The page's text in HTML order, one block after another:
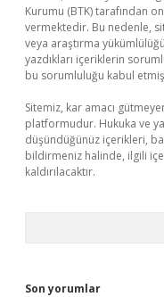
Kurumu (BTK) tarafından
vermektedir. Bu nedenle,
veya araştırma
yazdıkları içeriklerin
bu sorumluluğu kabul etmiş
Sitemiz, kar amacı
platformudur. Hukuka ve
düşündüğünüz içerikleri,
bildirmeniz halinde, ilgili
kaldırılacaktır.
Son yorumlar